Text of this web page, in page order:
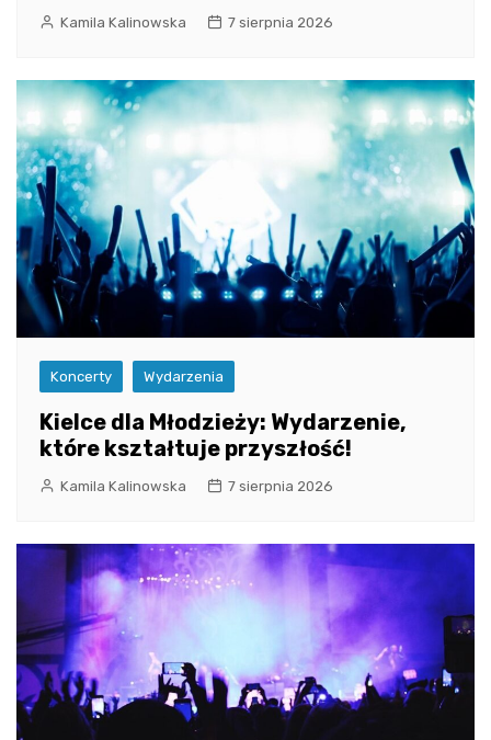
Kamila Kalinowska 7 sierpnia 2026
Koncerty Wydarzenia
Kielce dla Młodzieży: Wydarzenie,
które kształtuje przyszłość!
Kamila Kalinowska 7 sierpnia 2026